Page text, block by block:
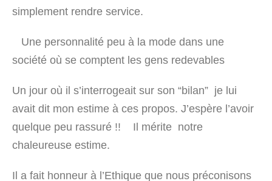
simplement rendre service.
Une personnalité peu à la mode dans une
société où se comptent les gens redevables
Un jour où il s’interrogeait sur son “bilan” je lui
avait dit mon estime à ces propos. J’espère l’avoir
quelque peu rassuré !! Il mérite notre
chaleureuse estime.
Il a fait honneur à l’Ethique que nous préconisons